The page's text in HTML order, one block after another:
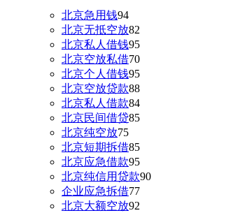
北京急用钱94
北京无抵空放82
北京私人借钱95
北京空放私借70
北京个人借钱95
北京空放贷款88
北京私人借款84
北京民间借贷85
北京纯空放75
北京短期拆借85
北京应急借款95
北京纯信用贷款90
企业应急拆借77
北京大额空放92